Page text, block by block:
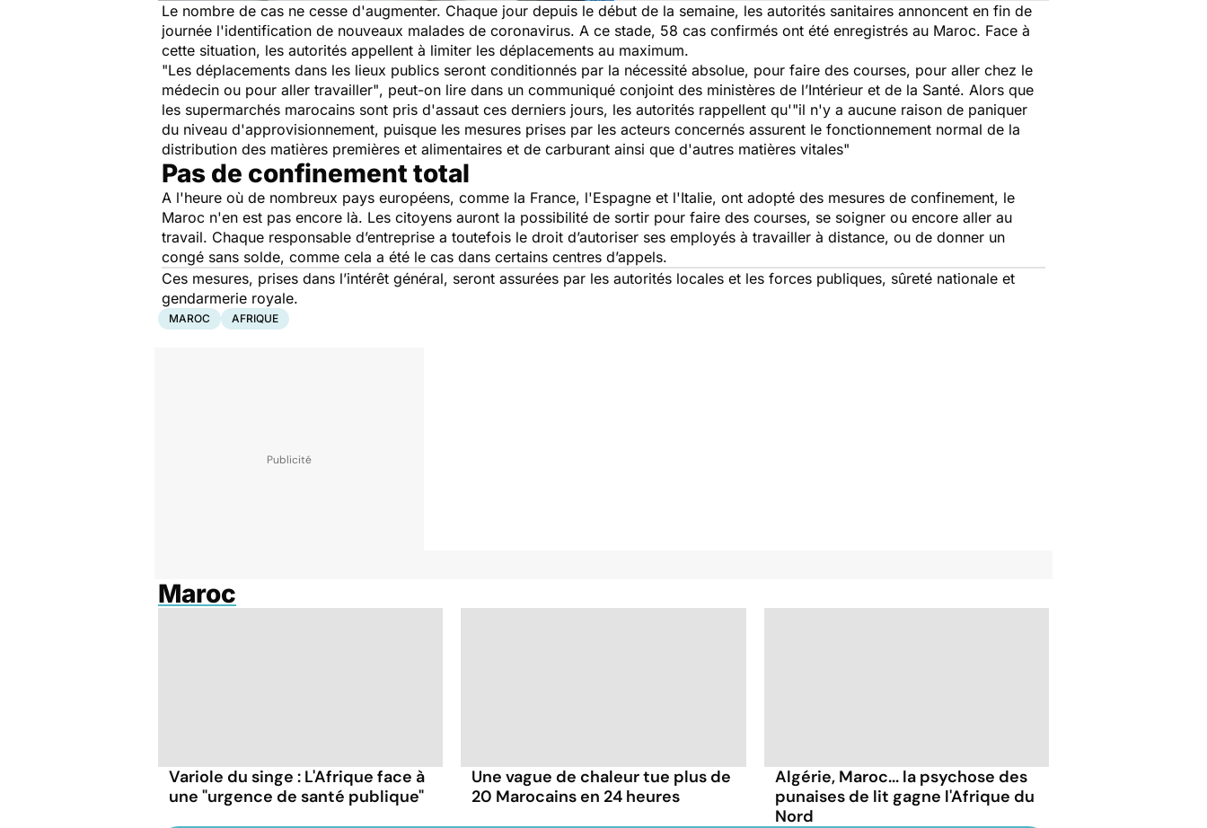
Le nombre de cas ne cesse d'augmenter. Chaque jour depuis le début de la semaine, les autorités sanitaires annoncent en fin de
journée l'identification de nouveaux malades de coronavirus. A ce stade, 58 cas confirmés ont été enregistrés au Maroc. Face à
cette situation, les autorités appellent à limiter les déplacements au maximum.
"Les déplacements dans les lieux publics seront conditionnés par la nécessité absolue, pour faire des courses, pour aller chez le
médecin ou pour aller travailler", peut-on lire dans un communiqué conjoint des ministères de l’Intérieur et de la Santé. Alors que
les supermarchés marocains sont pris d'assaut ces derniers jours, les autorités rappellent qu'"il n'y a aucune raison de paniquer
du niveau d'approvisionnement, puisque les mesures prises par les acteurs concernés assurent le fonctionnement normal de la
distribution des matières premières et alimentaires et de carburant ainsi que d'autres matières vitales"
Pas de confinement total
A l'heure où de nombreux pays européens, comme la France, l'Espagne et l'Italie, ont adopté des mesures de confinement, le
Maroc n'en est pas encore là. Les citoyens auront la possibilité de sortir pour faire des courses, se soigner ou encore aller au
travail. Chaque responsable d’entreprise a toutefois le droit d’autoriser ses employés à travailler à distance, ou de donner un
congé sans solde, comme cela a été le cas dans certains centres d’appels.
Ces mesures, prises dans l’intérêt général, seront assurées par les autorités locales et les forces publiques, sûreté nationale et
gendarmerie royale.
MAROC AFRIQUE
Maroc
Variole du singe : L'Afrique face à
une "urgence de santé publique"
Une vague de chaleur tue plus de
20 Marocains en 24 heures
Algérie, Maroc... la psychose des
punaises de lit gagne l'Afrique du
Nord